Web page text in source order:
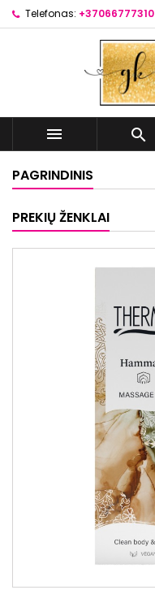
Telefonas: +37066777310
 
PAGRINDINIS
PREKIŲ ŽENKLAI